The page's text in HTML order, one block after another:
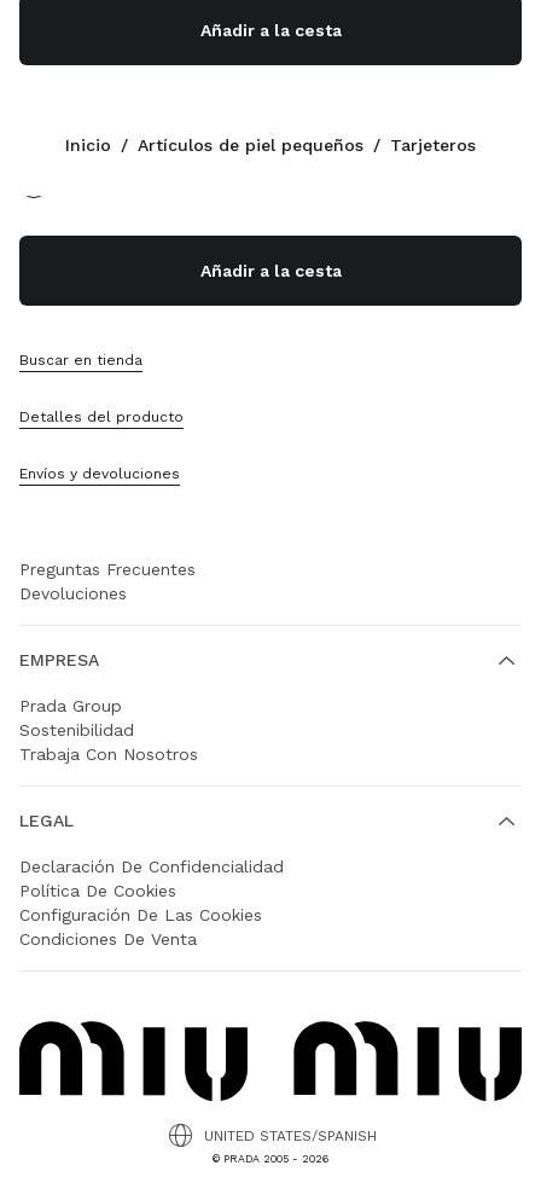
Añadir a la cesta
Color: Negro
Añadir a la cesta
Buscar en tienda
Detalles del producto
Envíos y devoluciones
Inicio / Artículos de piel pequeños / Tarjeteros
1-888-964-8648
Contactos
Sitemap
ASISTENCIA
Preguntas Frecuentes
Devoluciones
EMPRESA
Prada Group
Sostenibilidad
Trabaja Con Nosotros
LEGAL
Declaración De Confidencialidad
Política De Cookies
Configuración De Las Cookies
Condiciones De Venta
© PRADA 2005 - 2026
UNITED STATES/SPANISH